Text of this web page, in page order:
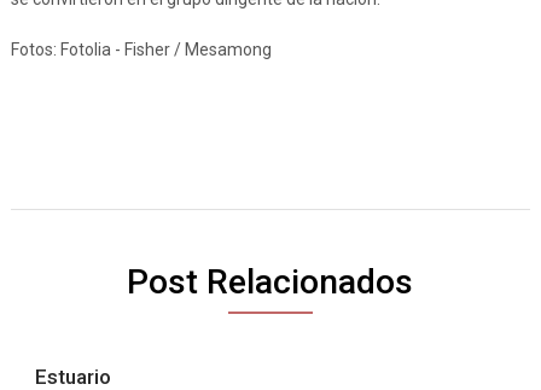
Fotos: Fotolia - Fisher / Mesamong
Post Relacionados
Estuario